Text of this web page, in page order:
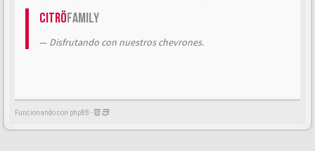
CitröFamily
Disfrutando con nuestros chevrones.
Funcionando con phpBB -